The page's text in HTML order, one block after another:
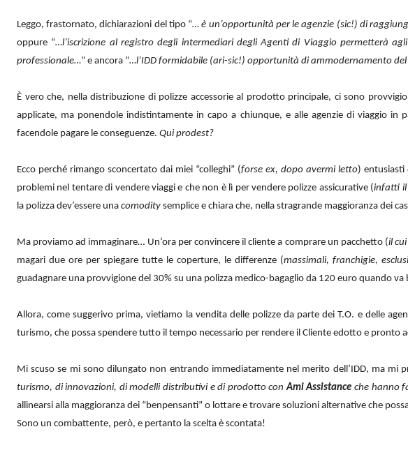
Leggo, frastornato, dichiarazioni del tipo “… è un’opportunità per le agenzie (sic!) di
oppure “…l’iscrizione al registro degli intermediari degli Agenti di Viaggio permetterà
professionale…” e ancora “…l’IDD formidabile (ari-sic!) opportunità di ammodernamento
È vero che, nella distribuzione di polizze accessorie al prodotto principale, ci sono
applicate, ma ponendole indistintamente in capo a chiunque, e alle agenzie di viaggio
facendole pagare le conseguenze. Qui prodest?
Ecco perché rimango sconcertato dai miei “colleghi” (forse ex, dopo avermi letto) entusiasti
problemi nel tentare di vendere viaggi e che non è lì per vendere polizze assicurative (infatti il
la polizza dev’essere una comodity semplice e chiara che, nella stragrande maggioranza dei
Ma proviamo ad immaginare… Un‘ora per convincere il cliente a comprare un pacchetto (il
magari due ore per spiegare tutte le coperture, le differenze (massimali, franchigie,
guadagnare una provvigione del 30% su una polizza medico-bagaglio da 120 euro quando va
Allora, come suggerivo prima, vietiamo la vendita delle polizze da parte dei T.O. e delle
turismo, che possa spendere tutto il tempo necessario per rendere il Cliente edotto e pronto
Mi scuso se mi sono dilungato non entrando immediatamente nel merito dell’IDD, ma mi
turismo, di innovazioni, di modelli distributivi e di prodotto conAmi Assistance che hanno
allinearsi alla maggioranza dei “benpensanti” o lottare e trovare soluzioni alternative che
Sono un combattente, però, e pertanto la scelta è scontata!